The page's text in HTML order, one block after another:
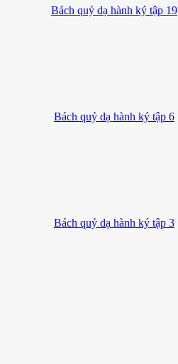
Bách quỷ dạ hành ký tập 19
Bách quỷ dạ hành ký tập 6
Bách quỷ dạ hành ký tập 3